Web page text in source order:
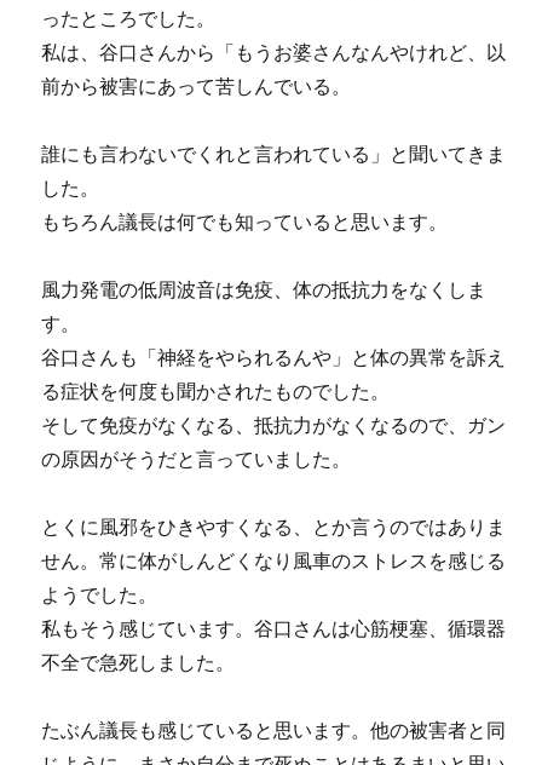
ったところでした。
私は、谷口さんから「もうお婆さんなんやけれど、以
前から被害にあって苦しんでいる。
誰にも言わないでくれと言われている」と聞いてきま
した。
もちろん議長は何でも知っていると思います。
風力発電の低周波音は免疫、体の抵抗力をなくしま
す。
谷口さんも「神経をやられるんや」と体の異常を訴え
る症状を何度も聞かされたものでした。
そして免疫がなくなる、抵抗力がなくなるので、ガン
の原因がそうだと言っていました。
とくに風邪をひきやすくなる、とか言うのではありま
せん。常に体がしんどくなり風車のストレスを感じる
ようでした。
私もそう感じています。谷口さんは心筋梗塞、循環器
不全で急死しました。
たぶん議長も感じていると思います。他の被害者と同